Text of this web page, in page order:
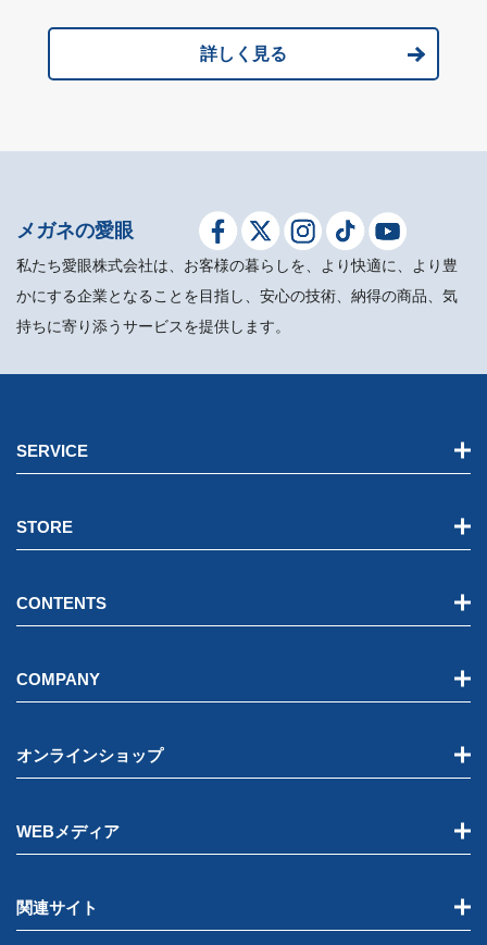
詳しく見る
メガネの愛眼
私たち愛眼株式会社は、お客様の暮らしを、より快適に、より豊
かにする企業となることを目指し、安心の技術、納得の商品、気
持ちに寄り添うサービスを提供します。
SERVICE
STORE
CONTENTS
COMPANY
オンラインショップ
WEBメディア
関連サイト